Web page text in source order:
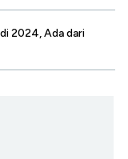
2024, Ada dari